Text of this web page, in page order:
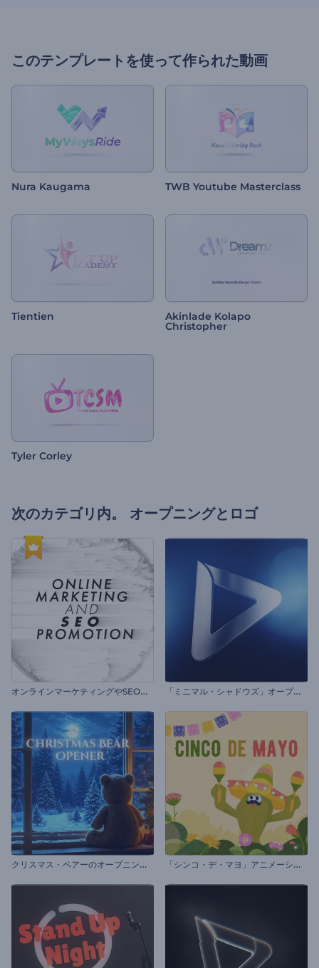
このテンプレートを使って作られた動画
Nura Kaugama TWB Youtube Masterclass
Tientien Akinlade Kolapo
Christopher
Tyler Corley
次のカテゴリ内。 オープニングとロゴ
オ
ンラインマーケティングやSEOプロモーション 「
ミニマル・シャドウズ」オープニング動画
ク
リスマス・ベアーのオープニング動画 「
シンコ・デ・マヨ」アニメーション